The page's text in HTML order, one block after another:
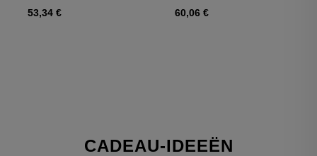
Microbelletjes Van
53,34 € 60,06 €
CADEAU-IDEEËN